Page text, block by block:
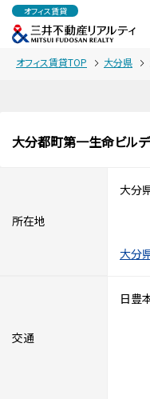
オフィス賃貸
オフィス賃貸TOP 大分県
大分都町第一生命ビルデ
所在地
大分
大分
交通
日豊